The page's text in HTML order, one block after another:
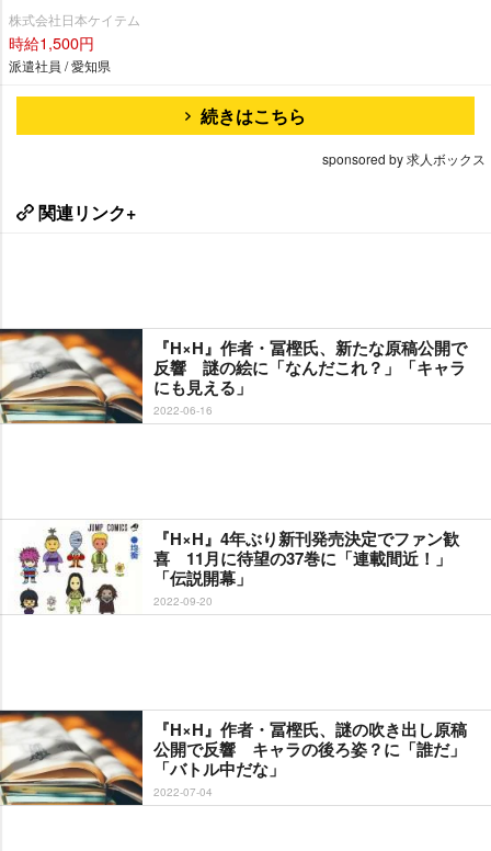
株式会社日本ケイテム
時給1,500円
派遣社員 / 愛知県
続きはこちら
sponsored by 求人ボックス
関連リンク+
『H×H』作者・冨樫氏、新たな原稿公開で
反響 謎の絵に「なんだこれ？」「キャラ
にも見える」
2022-06-16
『H×H』4年ぶり新刊発売決定でファン歓
喜 11月に待望の37巻に「連載間近！」
「伝説開幕」
2022-09-20
『H×H』作者・冨樫氏、謎の吹き出し原稿
公開で反響 キャラの後ろ姿？に「誰だ」
「バトル中だな」
2022-07-04